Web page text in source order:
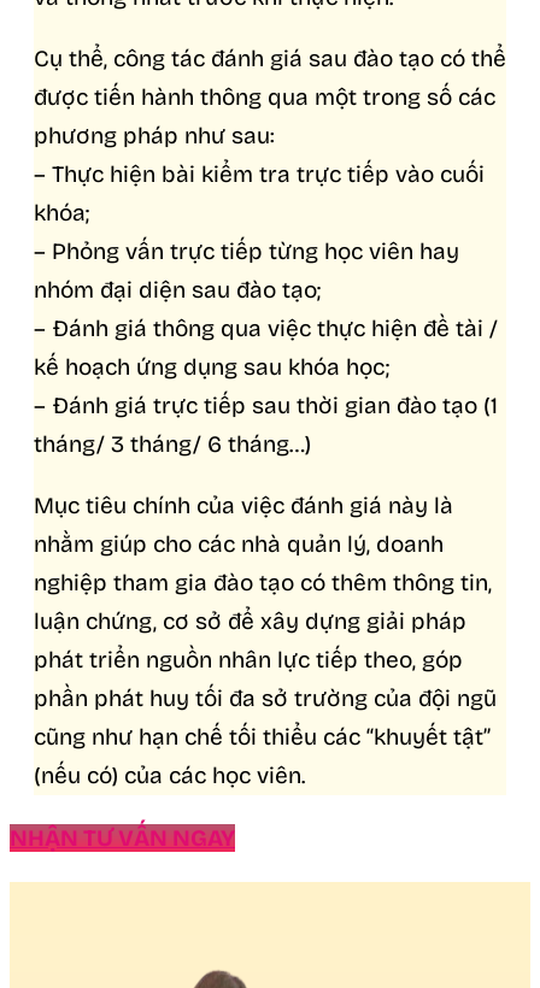
Cụ thể, công tác đánh giá sau đào tạo có thể
được tiến hành thông qua một trong số các
phương pháp như sau:
– Thực hiện bài kiểm tra trực tiếp vào cuối
khóa;
– Phỏng vấn trực tiếp từng học viên hay
nhóm đại diện sau đào tạo;
– Đánh giá thông qua việc thực hiện đề tài /
kế hoạch ứng dụng sau khóa học;
– Đánh giá trực tiếp sau thời gian đào tạo (1
tháng/ 3 tháng/ 6 tháng…)
Mục tiêu chính của việc đánh giá này là
nhằm giúp cho các nhà quản lý, doanh
nghiệp tham gia đào tạo có thêm thông tin,
luận chứng, cơ sở để xây dựng giải pháp
phát triển nguồn nhân lực tiếp theo, góp
phần phát huy tối đa sở trường của đội ngũ
cũng như hạn chế tối thiểu các “khuyết tật”
(nếu có) của các học viên.
NHẬN TƯ VẤN NGAY